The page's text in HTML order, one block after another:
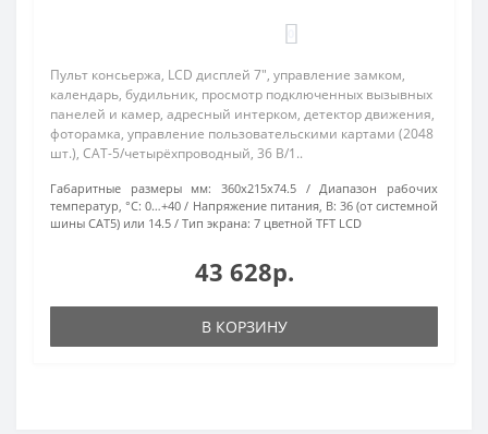
Пульт консьержа, LCD дисплей 7", управление замком,
календарь, будильник, просмотр подключенных вызывных
панелей и камер, адресный интерком, детектор движения,
фоторамка, управление пользовательскими картами (2048
шт.), CAT-5/четырёхпроводный, 36 В/1..
Габаритные размеры мм: 360х215х74.5
Диапазон рабочих
температур, °С: 0…+40 Напряжение питания, В: 36 (от системной
шины CAT5) или 14.5
Тип экрана: 7 цветной TFT LCD
43 628р.
В КОРЗИНУ